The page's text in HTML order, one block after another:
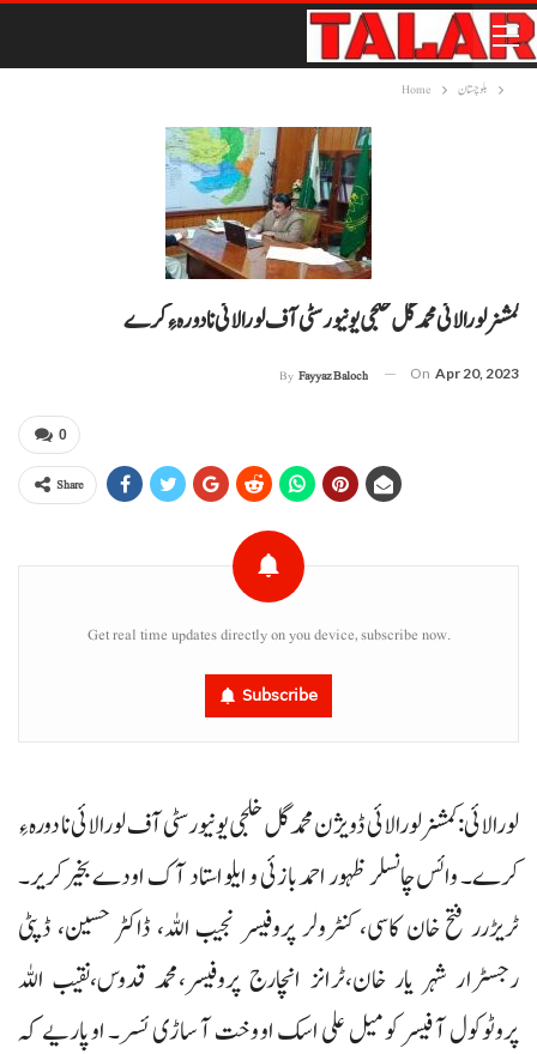
Home بلوچستان
کمشنر لورالائی محمد گل خلجی یونیورسٹی آف لورالائی نا دورہ ءِ کرے
By Fayyaz Baloch On Apr 20, 2023
0
Share
Get real time updates directly on you device, subscribe now.
Subscribe
لورالائی : کمشنر لورالائی ڈویژن محمد گل خلجی یونیورسٹی آف لورالائی نا دورہ ءِ
کرے۔ وائس چانسلر ظہور احمد بازئی و ایلو استاد آک اودے بخیر کریر۔
ٹریڑرر فتح خان کاسی، کنٹرولر پروفیسر نجیب اللہ، ڈاکٹر حسین، ڈپٹی
رجسٹرار شہر یار خان،ٹرانز انچارج پروفیسر،محمد قدوس،نقیب اللہ
پروٹوکول آ فیسر کومیل علی اسک او وخت آ ساڑی ئسر۔ او پاریے کہ